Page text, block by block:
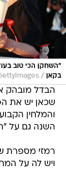
"השחקן הכי טוב
בקאן
/
הבדל מובהק
שכאן יש את
והמלחין
השנה גם על
רמזי מספרת
ויש לה על